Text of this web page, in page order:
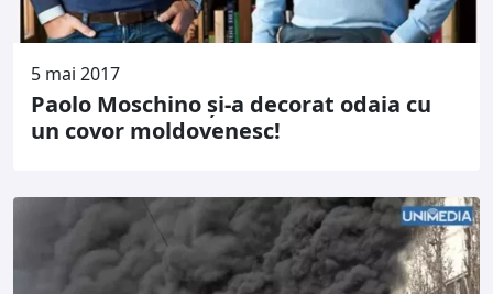
5 mai 2017
Paolo Moschino și-a decorat odaia cu
un covor moldovenesc!